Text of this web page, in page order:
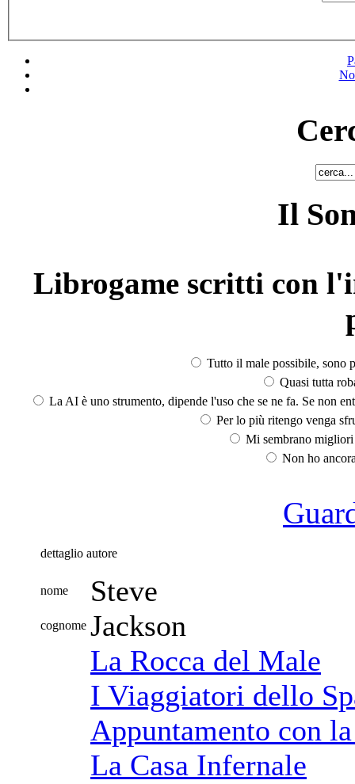
Il
Librogame scritti con
Tutto il male possibile, sono
Quasi tutta
La AI è uno strumento, dipende l'uso che se ne fa. Se non
Per lo più ritengo venga
Mi sembrano
Non ho
dettaglio autore
nome Steve
cognome Jackson
La Rocca del Male
I Viaggiatori dello
Appuntamento con
La Casa Infernale